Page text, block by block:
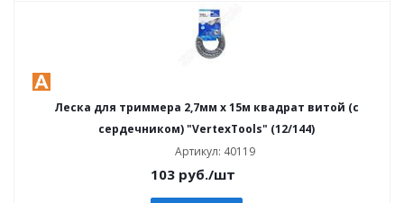
Леска для триммера 2,7мм х 15м квадрат витой (с
сердечником) "VertexTools" (12/144)
Артикул: 40119
103 руб./шт